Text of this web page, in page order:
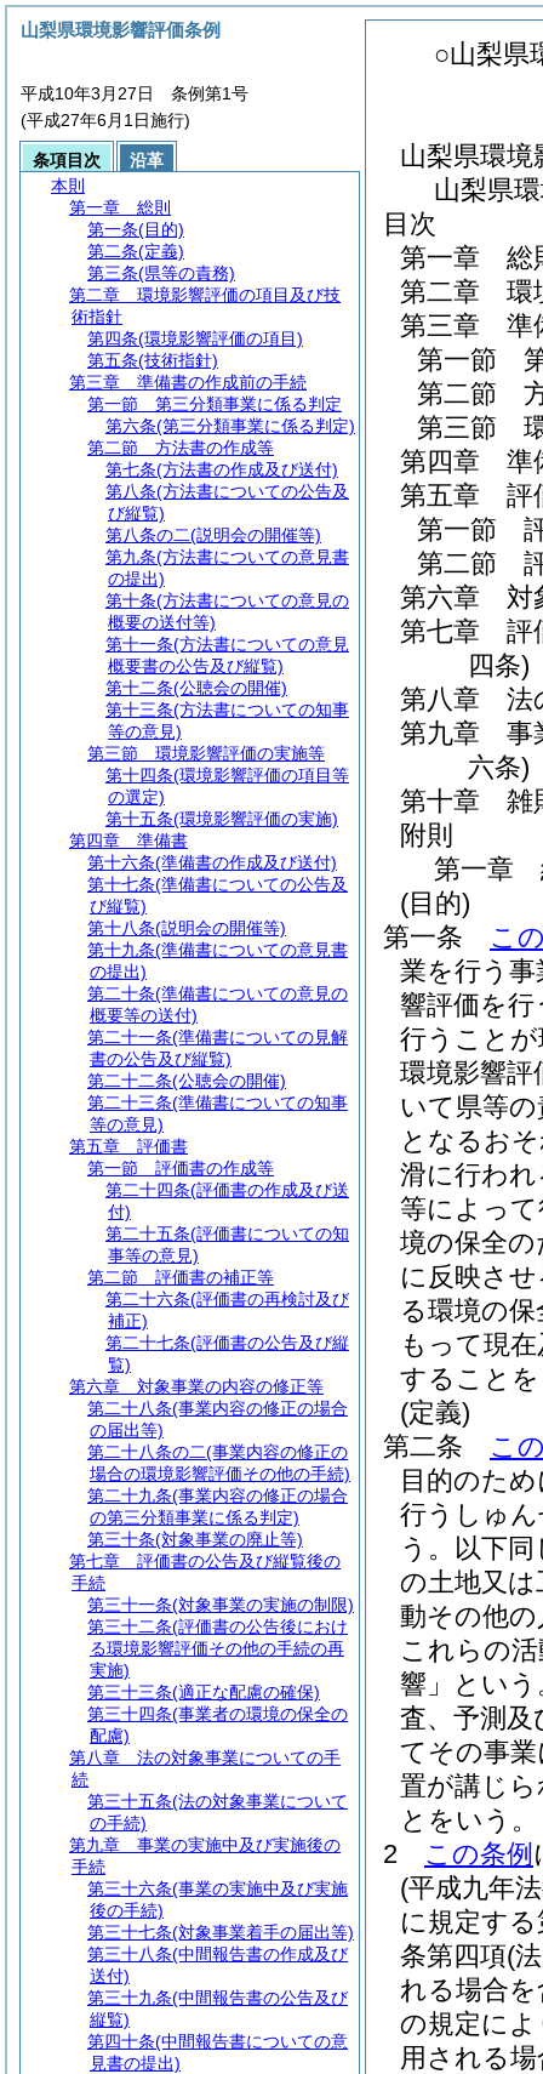
○山梨県
山梨県環
山梨県
目次
第一章
総
第二章
環
第三章
準
第一節
第二節
第三節
第四章
準
第五章
評
第一節
第二節
第六章
対
第七章
評
四条)
第八章
法
第九章
事
六条)
第十章
雑
附則
第一章
(目的)
第一条
こ
業を行う
響評価を
行うこと
環境影響
いて県等
となるお
滑に行わ
等によっ
境の保全
に反映さ
る環境の
もって現
すること
(定義)
第二条
こ
目的のた
行うしゅ
う。以下同
の土地又
動その他
これらの
響」という
査、予測
てその事
置が講じ
とをいう。
2
この条例
(平成九年
に規定す
条第四項(
れる場合
の規定に
用される
山梨県環境影響評価条例
平成10年3月27日 条例第1号
(平成27年6月1日施行)
条項目次
沿革
本則
第一章
総則
第一条(目的)
第二条(定義)
第三条(県等の責務)
第二章
環境影響評価の項目及び技
術指針
第四条(環境影響評価の項目)
第五条(技術指針)
第三章
準備書の作成前の手続
第一節
第三分類事業に係る判定
第六条(第三分類事業に係る判定)
第二節
方法書の作成等
第七条(方法書の作成及び送付)
第八条(方法書についての公告及
び縦覧)
第八条の二(説明会の開催等)
第九条(方法書についての意見書
の提出)
第十条(方法書についての意見の
概要の送付等)
第十一条(方法書についての意見
概要書の公告及び縦覧)
第十二条(公聴会の開催)
第十三条(方法書についての知事
等の意見)
第三節
環境影響評価の実施等
第十四条(環境影響評価の項目等
の選定)
第十五条(環境影響評価の実施)
第四章
準備書
第十六条(準備書の作成及び送付)
第十七条(準備書についての公告及
び縦覧)
第十八条(説明会の開催等)
第十九条(準備書についての意見書
の提出)
第二十条(準備書についての意見の
概要等の送付)
第二十一条(準備書についての見解
書の公告及び縦覧)
第二十二条(公聴会の開催)
第二十三条(準備書についての知事
等の意見)
第五章
評価書
第一節
評価書の作成等
第二十四条(評価書の作成及び送
付)
第二十五条(評価書についての知
事等の意見)
第二節
評価書の補正等
第二十六条(評価書の再検討及び
補正)
第二十七条(評価書の公告及び縦
覧)
第六章
対象事業の内容の修正等
第二十八条(事業内容の修正の場合
の届出等)
第二十八条の二(事業内容の修正の
場合の環境影響評価その他の手続)
第二十九条(事業内容の修正の場合
の第三分類事業に係る判定)
第三十条(対象事業の廃止等)
第七章
評価書の公告及び縦覧後の
手続
第三十一条(対象事業の実施の制限)
第三十二条(評価書の公告後におけ
る環境影響評価その他の手続の再
実施)
第三十三条(適正な配慮の確保)
第三十四条(事業者の環境の保全の
配慮)
第八章
法の対象事業についての手
続
第三十五条(法の対象事業について
の手続)
第九章
事業の実施中及び実施後の
手続
第三十六条(事業の実施中及び実施
後の手続)
第三十七条(対象事業着手の届出等)
第三十八条(中間報告書の作成及び
送付)
第三十九条(中間報告書の公告及び
縦覧)
第四十条(中間報告書についての意
見書の提出)